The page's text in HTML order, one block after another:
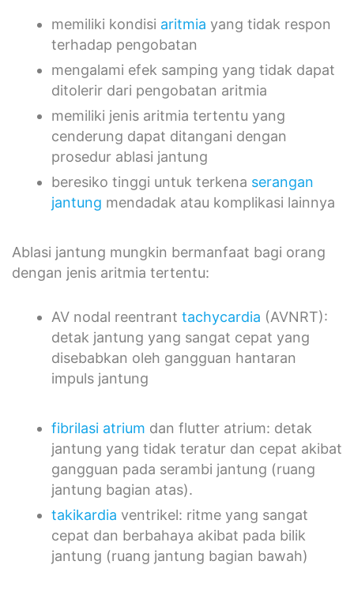
memiliki kondisi aritmia yang tidak respon
terhadap pengobatan
mengalami efek samping yang tidak dapat
ditolerir dari pengobatan aritmia
memiliki jenis aritmia tertentu yang
cenderung dapat ditangani dengan
prosedur ablasi jantung
beresiko tinggi untuk terkena serangan
jantung mendadak atau komplikasi lainnya
Ablasi jantung mungkin bermanfaat bagi orang
dengan jenis aritmia tertentu:
AV nodal reentrant tachycardia (AVNRT):
detak jantung yang sangat cepat yang
disebabkan oleh gangguan hantaran
impuls jantung
fibrilasi atrium dan flutter atrium: detak
jantung yang tidak teratur dan cepat akibat
gangguan pada serambi jantung (ruang
jantung bagian atas).
takikardia ventrikel: ritme yang sangat
cepat dan berbahaya akibat pada bilik
jantung (ruang jantung bagian bawah)